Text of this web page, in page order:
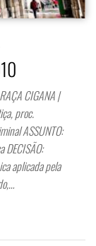
CIGANA |
proc.
ASSUNTO:
DECISÃO:
aplicada pela